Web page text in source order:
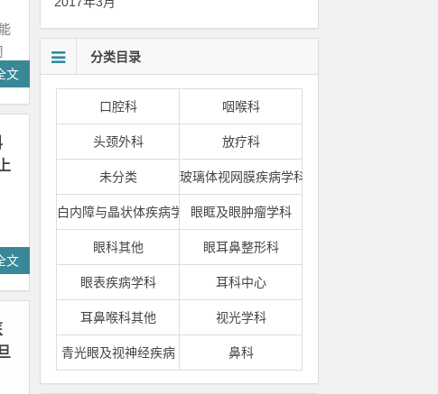
文
文
分类目录
口腔科 咽喉科
头颈外科 放疗科
未分类 玻璃体视网膜疾病学科
白内障与晶状体疾病学科眼眶及眼肿瘤学科
眼科其他 眼耳鼻整形科
眼表疾病学科 耳科中心
耳鼻喉科其他 视光学科
青光眼及视神经疾病 鼻科